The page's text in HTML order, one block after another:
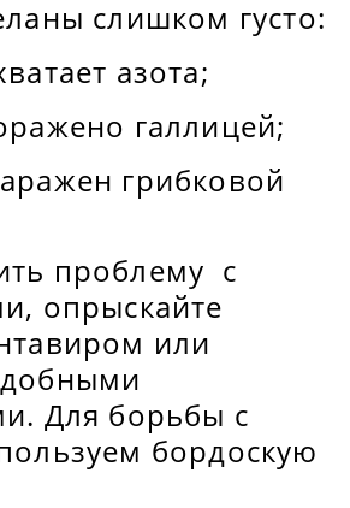
слишком густо:
азота;
галлицей;
грибковой
проблему с
опрыскайте
или
Для борьбы с
бордоскую